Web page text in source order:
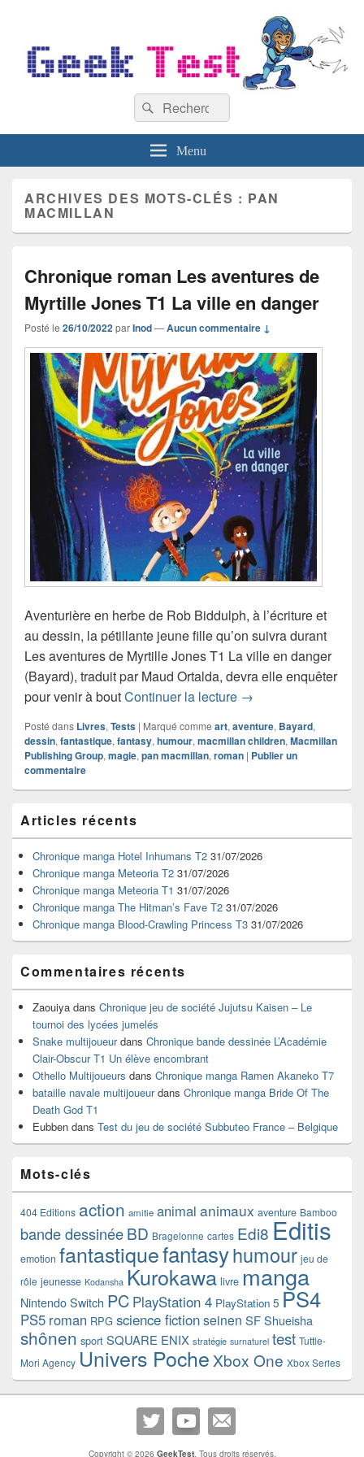
Recherche :
Rechercher
Menu
ARCHIVES DES MOTS-CLÉS : PAN
MACMILLAN
Chronique roman Les aventures de
Myrtille Jones T1 La ville en danger
Posté le 26/10/2022parInod—Aucun commentaire ↓
Aventurière en herbe de Rob Biddulph, à l’écriture et
au dessin, la pétillante jeune fille qu’on suivra durant
Les aventures de Myrtille Jones T1 La ville en danger
(Bayard), traduit par Maud Ortalda, devra elle enquêter
pour venir à boutContinuer la lecture Chronique roman
→
Posté dans Livres, Tests | Marqué comme art, aventure, Bayard,
dessin, fantastique, fantasy, humour, macmillan children, Macmillan
Publishing Group, magie, pan macmillan, roman | Publier un
commentaire
principale
de
widget
pour
barre
latérale
Articles récents
Chronique manga Hotel Inhumans T2 31/07/2026
Chronique manga Meteoria T2 31/07/2026
Chronique manga Meteoria T1 31/07/2026
Chronique manga The Hitman’s Fave T2 31/07/2026
Chronique manga Blood-Crawling Princess T3 31/07/2026
Commentaires récents
Zaouiya dans Chronique jeu de société Jujutsu Kaisen – Le
tournoi des lycées jumelés
Snake multijoueurdans Chronique bande dessinée L’Académie
Clair-Obscur T1 Un élève encombrant
Othello Multijoueurs dans Chronique manga Ramen Akaneko T7
bataille navale multijoueurdans Chronique manga Bride Of The
Death God T1
Eubben dans Test du jeu de société Subbuteo France – Belgique
Mots-clés
404 Editions action amitie animal animaux aventure Bamboo
bande dessinéeBD Bragelonne cartes Edi8 Editis
emotion fantastiquefantasyhumour jeu de
rôle jeunesse Kodansha Kurokawa livre manga
Nintendo Switch PC PlayStation 4 PlayStation 5 PS4
PS5 roman RPG science fictionseinen SF Shueisha
shônen sport SQUARE ENIX stratégie surnaturel test Tuttle-
Mori Agency Univers Poche Xbox One Xbox Series
Copyright © 2026 GeekTest. Tous droits réservés.